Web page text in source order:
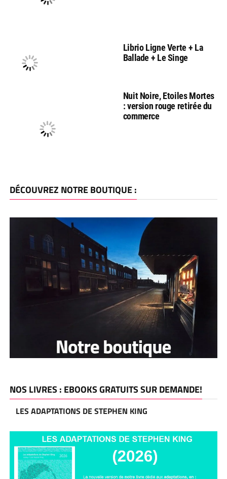
Librio Ligne Verte + La
Ballade + Le Singe
Nuit Noire, Etoiles Mortes
: version rouge retirée du
commerce
DÉCOUVREZ NOTRE BOUTIQUE :
NOS LIVRES : EBOOKS GRATUITS SUR DEMANDE!
LES ADAPTATIONS DE STEPHEN KING